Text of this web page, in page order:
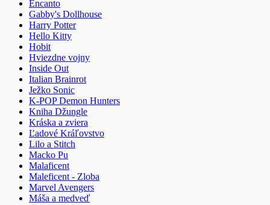
Encanto
Gabby's Dollhouse
Harry Potter
Hello Kitty
Hobit
Hviezdne vojny
Inside Out
Italian Brainrot
Ježko Sonic
K-POP Demon Hunters
Kniha Džungle
Kráska a zviera
Ľadové Kráľovstvo
Lilo a Stitch
Macko Pu
Malaficent
Maleficent - Zloba
Marvel Avengers
Máša a medveď